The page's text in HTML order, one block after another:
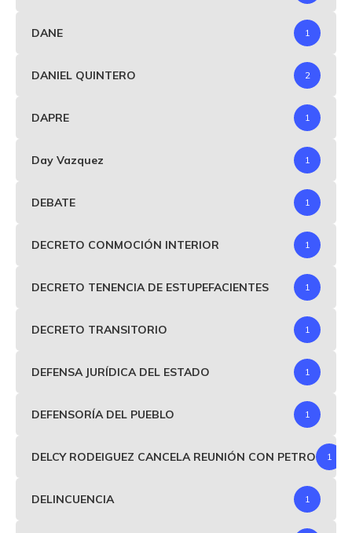
DANE 1
DANIEL QUINTERO 2
DAPRE 1
Day Vazquez 1
DEBATE 1
DECRETO CONMOCIÓN INTERIOR 1
DECRETO TENENCIA DE ESTUPEFACIENTES 1
DECRETO TRANSITORIO 1
DEFENSA JURÍDICA DEL ESTADO 1
DEFENSORÍA DEL PUEBLO 1
DELCY RODEIGUEZ CANCELA REUNIÓN CON PETRO 1
DELINCUENCIA 1